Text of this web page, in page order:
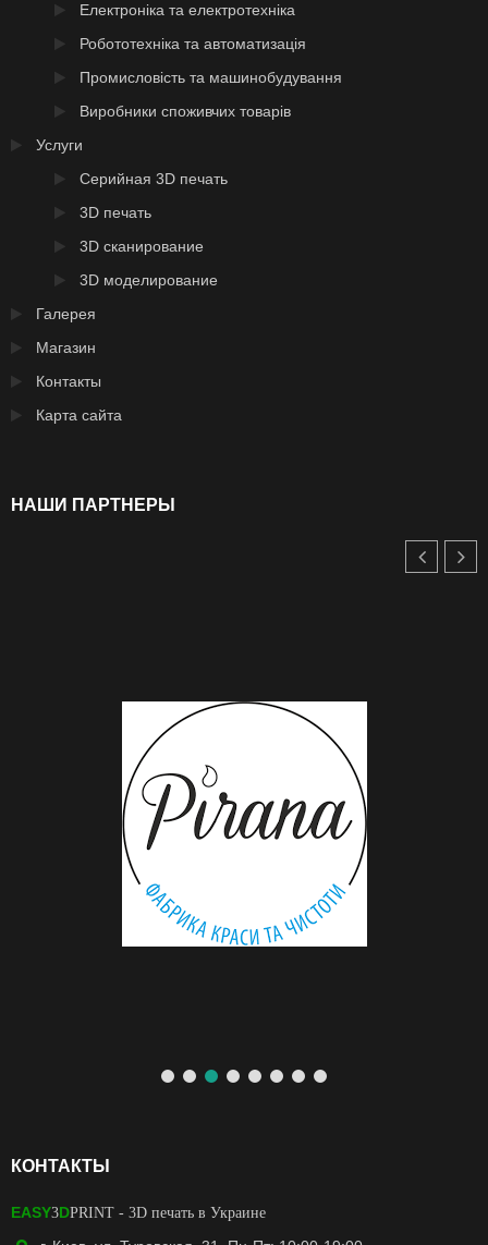
Електроніка та електротехніка
Робототехніка та автоматизація
Промисловість та машинобудування
Виробники споживчих товарів
Услуги
Серийная 3D печать
3D печать
3D сканирование
3D моделирование
Галерея
Магазин
Контакты
Карта сайта
НАШИ ПАРТНЕРЫ
КОНТАКТЫ
EASY3DPRINT - 3D печать в Украине